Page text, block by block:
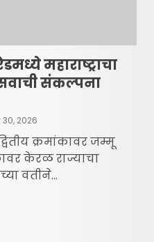
महाराष्ट्राचा
संकल्पना
2026
क्रमांकावर जम्मू
केरळ राज्याचा
वतीने...